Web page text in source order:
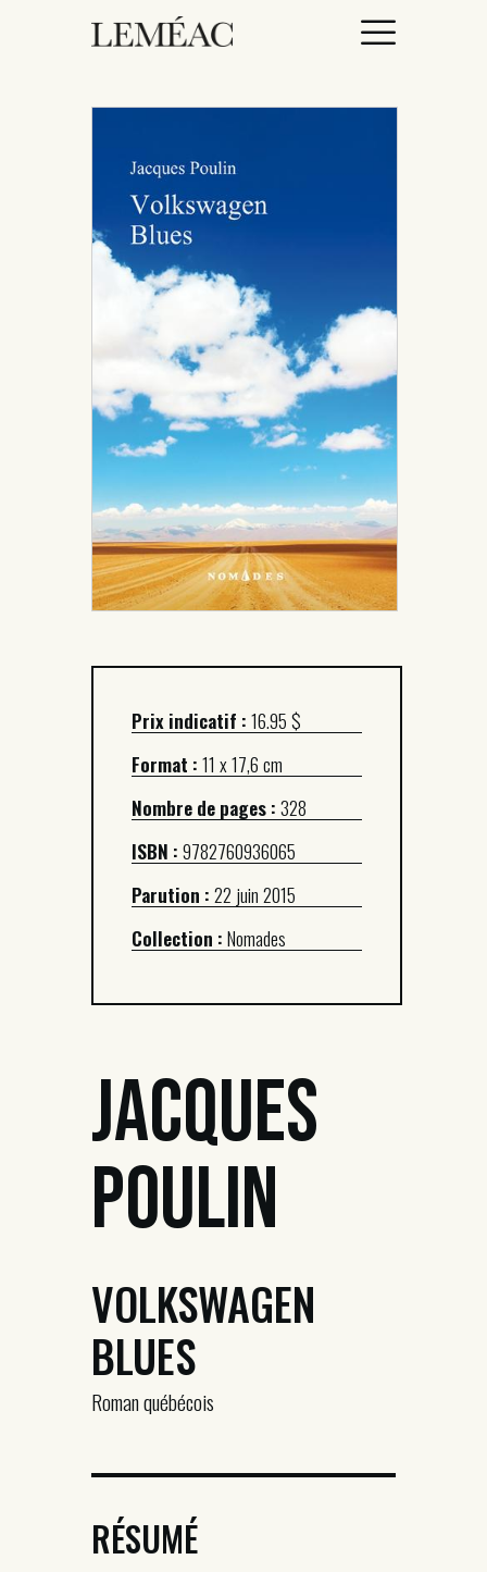
ACCUEIL
CATALOGUE
AUTEURICES
DROITS / RIGHTS
À PROPOS
Prix indicatif :16.95 $
Format :11 x 17,6 cm
Nombre de pages :328
ISBN :9782760936065
Parution :22 juin 2015
Collection :Nomades
Jacques
Poulin
VOLKSWAGEN
BLUES
Roman québécois
RÉSUMÉ